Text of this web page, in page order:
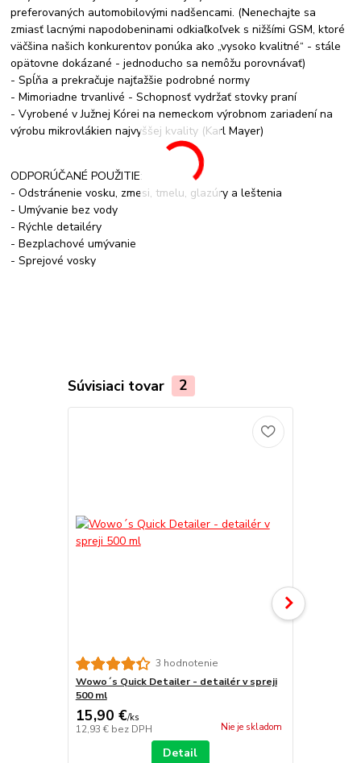
preferovaných automobilovými nadšencami. (Nenechajte sa
zmiasť lacnými napodobeninami odkiaľkoľvek s nižšími GSM, ktoré
väčšina našich konkurentov ponúka ako „vysoko kvalitné“ - stále
opätovne dokázané - jednoducho sa nemôžu porovnávať)
- Spĺňa a prekračuje najťažšie podrobné normy
- Mimoriadne trvanlivé - Schopnosť vydržať stovky praní
- Vyrobené v Južnej Kórei na nemeckom výrobnom zariadení na
výrobu mikrovlákien najvyššej kvality (Karl Mayer)
ODPORÚČANÉ POUŽITIE:
- Odstránenie vosku, zmesi, tmelu, glazúry a leštenia
- Umývanie bez vody
- Rýchle detailéry
- Bezplachové umývanie
- Sprejové vosky
Súvisiaci tovar 2
3 hodnotenie
Wowo´s Quick Detailer - detailér v spreji
500 ml
15,90 €/ks
12,93 € bez DPH Nie je skladom
Detail